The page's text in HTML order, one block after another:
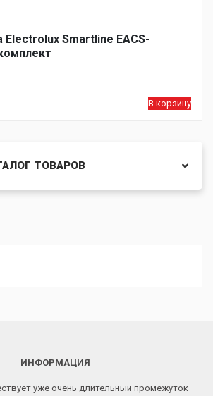
Electrolux Smartline EACS-
В корзину
ТОВАРОВ
ИНФОРМАЦИЯ
уже очень длительный промежуток